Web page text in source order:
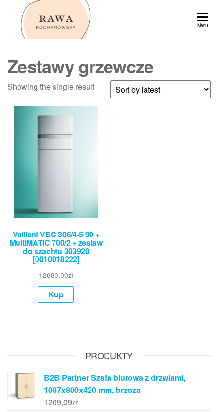
Przejdź
Menu
Zestawy grzewcze
Showing the single result
Vaillant VSC 306/4-5 90 +
MultiMATIC 700/2 + zestaw
do szachtu 303920
[0010018222]
12680,00zł
Kup
PRODUKTY
B2B Partner Szafa biurowa z drzwiami,
1087x800x420 mm, brzoza
1209,09zł